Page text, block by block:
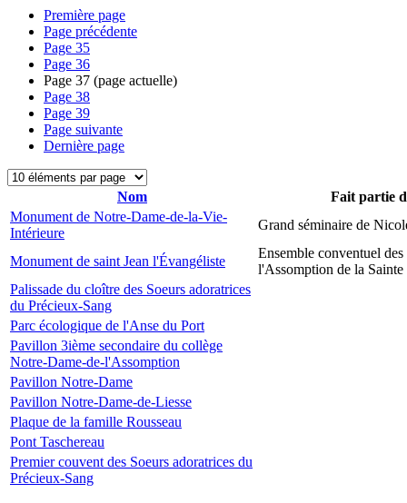
Première page
Page précédente
Page 35
Page 36
Page 37 (page actuelle)
Page 38
Page 39
Page suivante
Dernière page
Nom
Fait partie
Monument de Notre-Dame-de-la-Vie-
Intérieure
Grand séminaire de
Monument de saint Jean l'Évangéliste
Ensemble conventuel des
l'Assomption de la
Palissade du cloître des Soeurs adoratrices
du Précieux-Sang
Parc écologique de l'Anse du Port
Pavillon 3ième secondaire du collège
Notre-Dame-de-l'Assomption
Pavillon Notre-Dame
Pavillon Notre-Dame-de-Liesse
Plaque de la famille Rousseau
Pont Taschereau
Premier couvent des Soeurs adoratrices du
Précieux-Sang